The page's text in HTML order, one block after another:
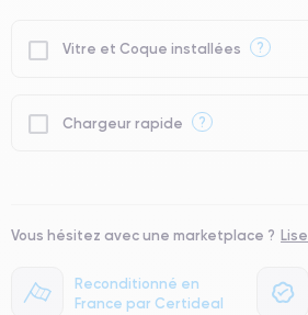
Reconditionné en
France par Certideal
Vitre et Coque installées ?
Chargeur rapide ?
Vous hésitez avec une marketplace ?